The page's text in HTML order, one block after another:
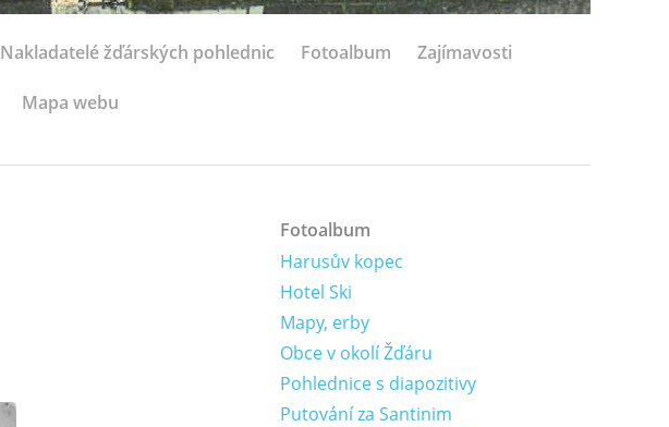
Nakladatelé žďárských pohlednic Fotoalbum Zajímavosti
Mapa webu
Fotoalbum
Harusův kopec
Hotel Ski
Mapy, erby
Obce v okolí Žďáru
Pohlednice s diapozitivy
Putování za Santinim